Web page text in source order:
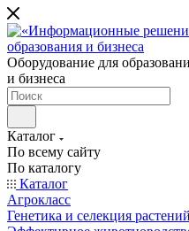
Оборудование для
и бизнеса
Каталог
По всему сайту
По каталогу
Каталог
Агрокласс
Генетика и селекция растений